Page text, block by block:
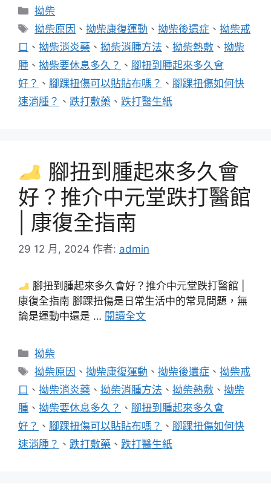
分
類
拗柴
標
籤
拗柴原因 、拗柴康復運動 、拗柴後遺症 、拗柴戒
口 、 拗柴消炎藥 、 拗柴消腫方法 、 拗柴熱敷 、 拗柴
腫 、 拗柴要休息多久？ 、 腳扭到腫起來多久會
好？ 、 腳踝扭傷可以貼貼布嗎？ 、 腳踝扭傷如何快
速消腫？ 、 跌打敷藥 、 跌打醫生紙
腳扭到腫起來多久會
好？推介中元堂跌打醫館
| 康復全指南
29 12 月, 2024 作者: admin
腳扭到腫起來多久會好？推介中元堂跌打醫館 |
康復全指南 腳踝扭傷是日常生活中的常見問題，無
論是運動中還是 … 閱讀全文
分
類
拗柴
標
籤
拗柴原因 、拗柴康復運動 、拗柴後遺症 、拗柴戒
口 、 拗柴消炎藥 、 拗柴消腫方法 、 拗柴熱敷 、 拗柴
腫 、 拗柴要休息多久？ 、 腳扭到腫起來多久會
好？ 、 腳踝扭傷可以貼貼布嗎？ 、 腳踝扭傷如何快
速消腫？ 、 跌打敷藥 、 跌打醫生紙